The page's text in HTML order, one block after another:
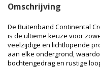
Omschrijving
De Buitenband Continental
is de ultieme keuze voor
veelzijdige en lichtlopende
aan elke ondergrond,
bochtengedrag en rustige